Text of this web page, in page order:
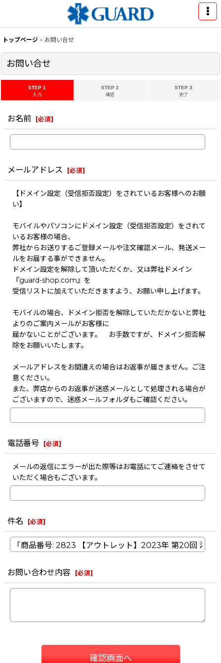
トップページ > お問い合せ
お問い合せ
STEP 1
入力
STEP 2
確認
STEP 3
完了
お名前 [必須]
メールアドレス [必須]
【ドメイン設定（受信拒否設定）をされているお客様へのお願
い】
モバイルやパソコンにドメイン設定（受信拒否設定）をされて
いるお客様の場合、
弊社からお送りするご登録メールや注文確認メール、発送メー
ルをお届する事ができません。
ドメイン設定を解除して頂いただくか、又は弊社ドメイン
『guard-shop.com』を
受信リストに加えていただきますよう、お願い申し上げます。
モバイルの場合、ドメイン拒否を解除していただかないと弊社
よりのご案内メールがお客様に
届かないことがございます。 お手数ですが、ドメイン拒否解
除をお願いいたします。
メールアドレスをお間違えの場合はお返事が届きません。ご注
意ください。
また、弊店からのお返事が迷惑メールとして処理される場合が
ございますので、迷惑メールフォルダもご確認ください。
電話番号 [必須]
メールの返信にエラーが出た際等はお電話にてご連絡をさせて
いただく場合もございます。
件名 [必須]
お問い合わせ内容 [必須]
確認画面へ